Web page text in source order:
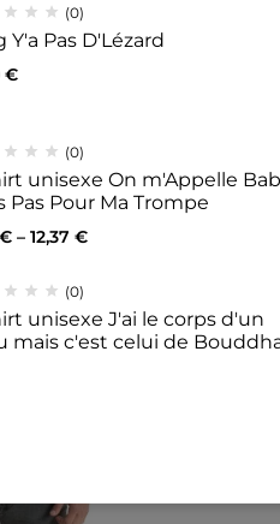
T-
(0)
Y'a Pas D'Lézard
€
(0)
unisexe On m'Appelle
Pas Pour Ma Trompe
€ – 12,37 €
(0)
unisexe J'ai le corps d'un
mais c'est celui de